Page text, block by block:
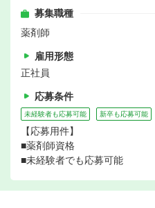
募集職種
薬剤師
雇用形態
正社員
応募条件
未経験者も応募可能 新卒も応募可能
【応募用件】
■薬剤師資格
■未経験者でも応募可能